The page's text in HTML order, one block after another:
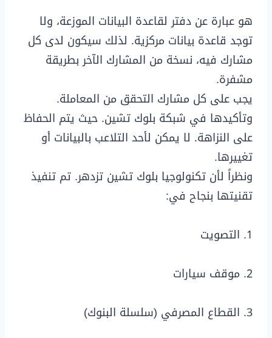
هو عبارة عن دفتر لقاعدة البيانات الموزعة، ولا
توجد قاعدة بيانات مركزية. لذلك سيكون لدى كل
مشارك فيه، نسخة من المشارك الآخر بطريقة
مشفرة.
يجب على كل مشارك التحقق من المعاملة.
وتأكيدها في شبكة بلوك تشين. حيث يتم الحفاظ
على النزاهة. لا يمكن لأحد التلاعب بالبيانات أو
تغييرها.
ونظراً لأن تكنولوجيا بلوك تشين تزدهر. تم تنفيذ
تقنيتها بنجاح في:
1. التصويت
2. موقف سيارات
3. القطاع المصرفي (سلسلة البنوك)